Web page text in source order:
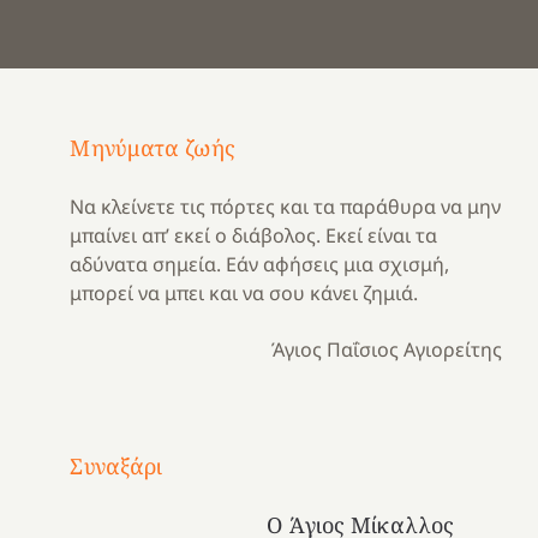
Μηνύματα ζωής
Να κλείνετε τις πόρτες και τα παράθυρα να μην
μπαίνει απ’ εκεί ο διάβολος. Εκεί είναι τα
αδύνατα σημεία. Εάν αφήσεις μια σχισμή,
μπορεί να μπει και να σου κάνει ζημιά.
Άγιος Παΐσιος Αγιορείτης
Συναξάρι
Ο Άγιος Μίκαλλος
Μια
και
Κατασκηνωτικές